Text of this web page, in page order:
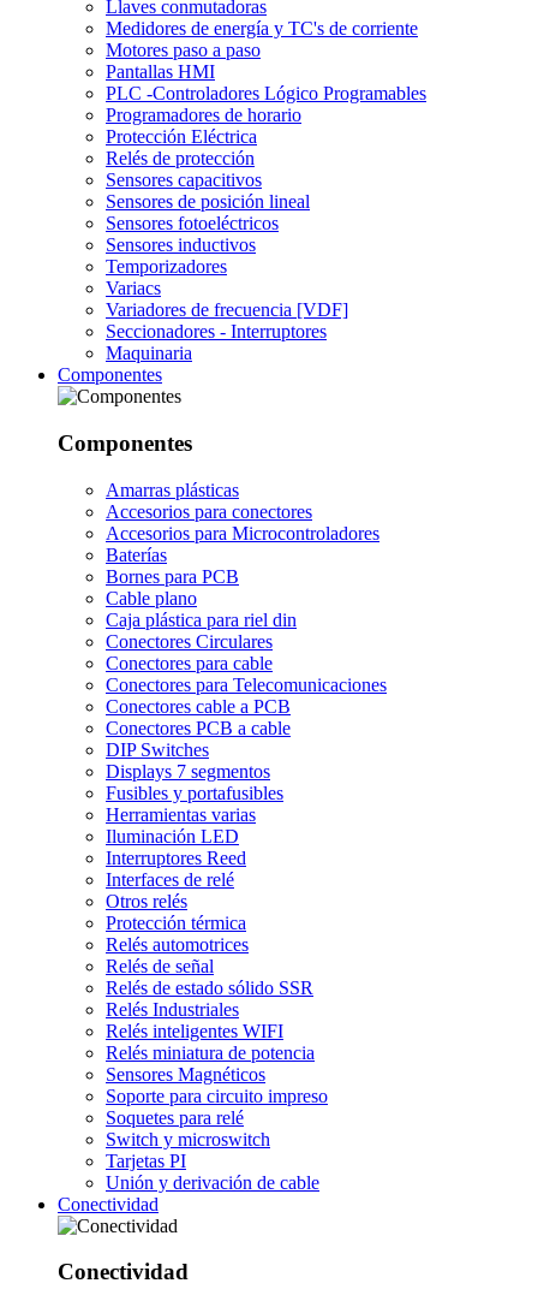
Llaves conmutadoras
Medidores de energía y TC's de corriente
Motores paso a paso
Pantallas HMI
PLC -Controladores Lógico Programables
Programadores de horario
Protección Eléctrica
Relés de protección
Sensores capacitivos
Sensores de posición lineal
Sensores fotoeléctricos
Sensores inductivos
Temporizadores
Variacs
Variadores de frecuencia [VDF]
Seccionadores - Interruptores
Maquinaria
Componentes
Componentes
Amarras plásticas
Accesorios para conectores
Accesorios para Microcontroladores
Baterías
Bornes para PCB
Cable plano
Caja plástica para riel din
Conectores Circulares
Conectores para cable
Conectores para Telecomunicaciones
Conectores cable a PCB
Conectores PCB a cable
DIP Switches
Displays 7 segmentos
Fusibles y portafusibles
Herramientas varias
Iluminación LED
Interruptores Reed
Interfaces de relé
Otros relés
Protección térmica
Relés automotrices
Relés de señal
Relés de estado sólido SSR
Relés Industriales
Relés inteligentes WIFI
Relés miniatura de potencia
Sensores Magnéticos
Soporte para circuito impreso
Soquetes para relé
Switch y microswitch
Tarjetas PI
Unión y derivación de cable
Conectividad
Conectividad